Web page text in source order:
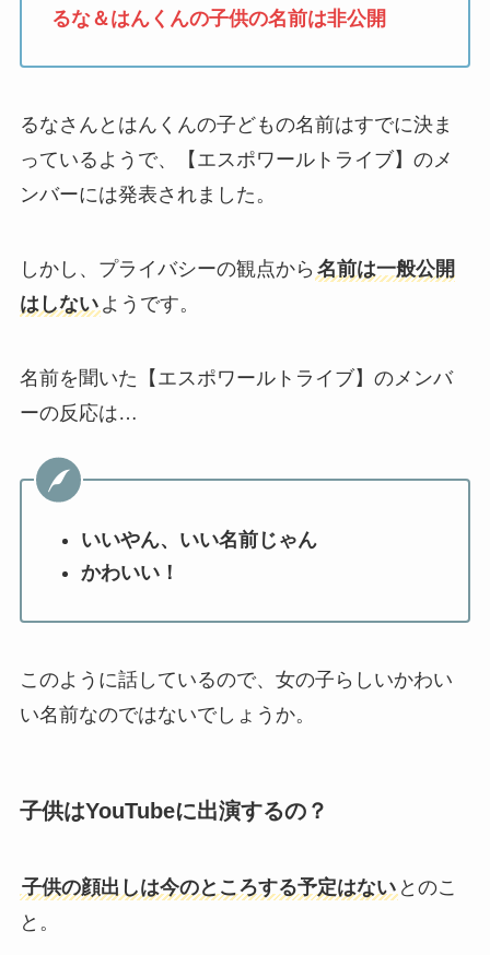
るな＆はんくんの子供の名前は非公開
るなさんとはんくんの子どもの名前はすでに決ま
っているようで、【エスポワールトライブ】のメ
ンバーには発表されました。
しかし、プライバシーの観点から 名前は一般公開
はしない ようです。
名前を聞いた【エスポワールトライブ】のメンバ
ーの反応は…
いいやん、いい名前じゃん
かわいい！
このように話しているので、女の子らしいかわい
い名前なのではないでしょうか。
子供はYouTubeに出演するの？
子供の顔出しは今のところする予定はない とのこ
と。